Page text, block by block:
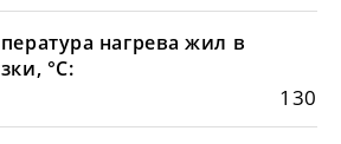
нагрева жил в
°С:
130